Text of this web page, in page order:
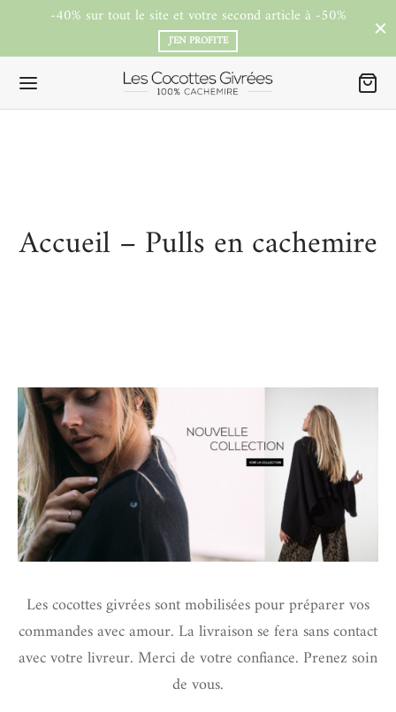
-40% sur tout le site et votre second article à -50%
J'EN PROFITE
Accueil – Pulls en cachemire
Les cocottes givrées sont mobilisées pour préparer vos
commandes avec amour. La livraison se fera sans contact
avec votre livreur. Merci de votre confiance. Prenez soin
de vous.